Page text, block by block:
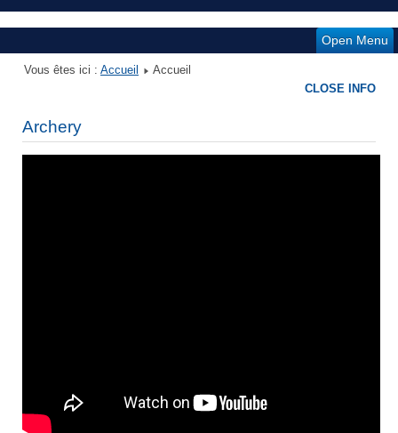
Open Menu
Vous êtes ici : Accueil Accueil
Archery
CLOSE INFO